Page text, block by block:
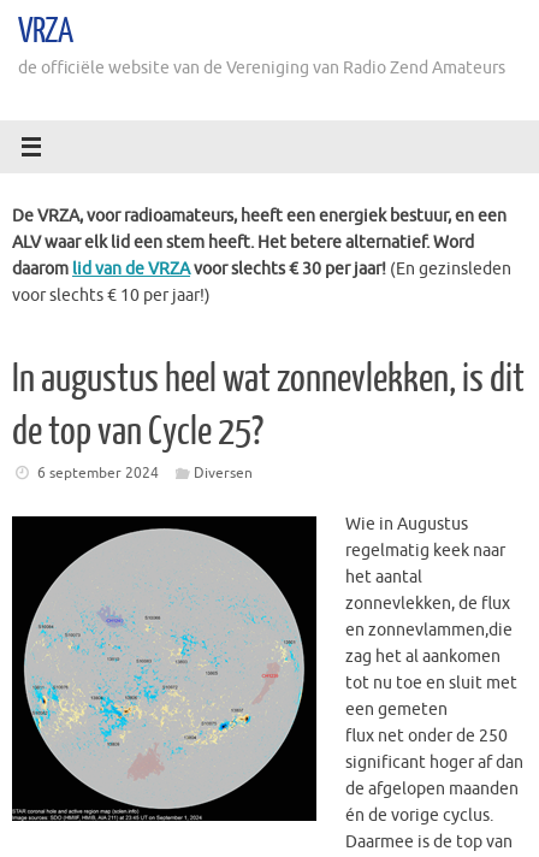
naarVRZA
de officiële website van de Vereniging van Radio Zend Amateurs
De VRZA, voor radioamateurs, heeft een energiek bestuur, en een
ALV waar elk lid een stem heeft. Het betere alternatief. Word
daarom lid van de VRZAvoor slechts € 30 per jaar! (En gezinsleden
voor slechts € 10 per jaar!)
In augustus heel wat zonnevlekken, is dit
de top van Cycle 25?
6 september 2024 Diversen
Wie in Augustus
regelmatig keek naar
het aantal
zonnevlekken, de flux
en zonnevlammen,die
zag het al aankomen
tot nu toe en sluit met
een gemeten
flux net onder de 250
significant hoger af dan
de afgelopen maanden
én de vorige cyclus.
Daarmee is de top van